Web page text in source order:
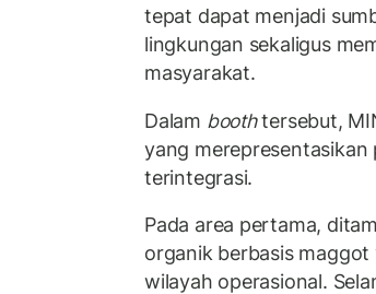
tepat dapat menjadi
lingkungan sekaligus
masyarakat.
Dalam boothtersebut,
yang merepresentasikan
terintegrasi.
Pada area pertama,
organik berbasis
wilayah operasional.